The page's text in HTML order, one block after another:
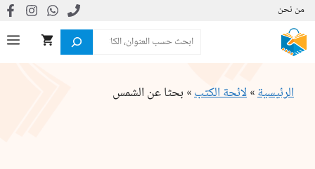
انتقل
إلى
المحتوى
من نحن
البحث
الرئيسية»لائحة الكتب» بحثا عن الشمس